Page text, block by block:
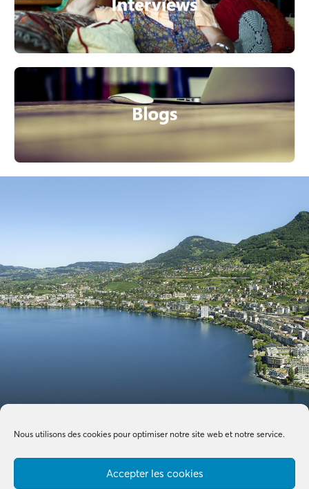
Nous utilisons des cookies pour optimiser notre site web et notre service.
Accepter les cookies